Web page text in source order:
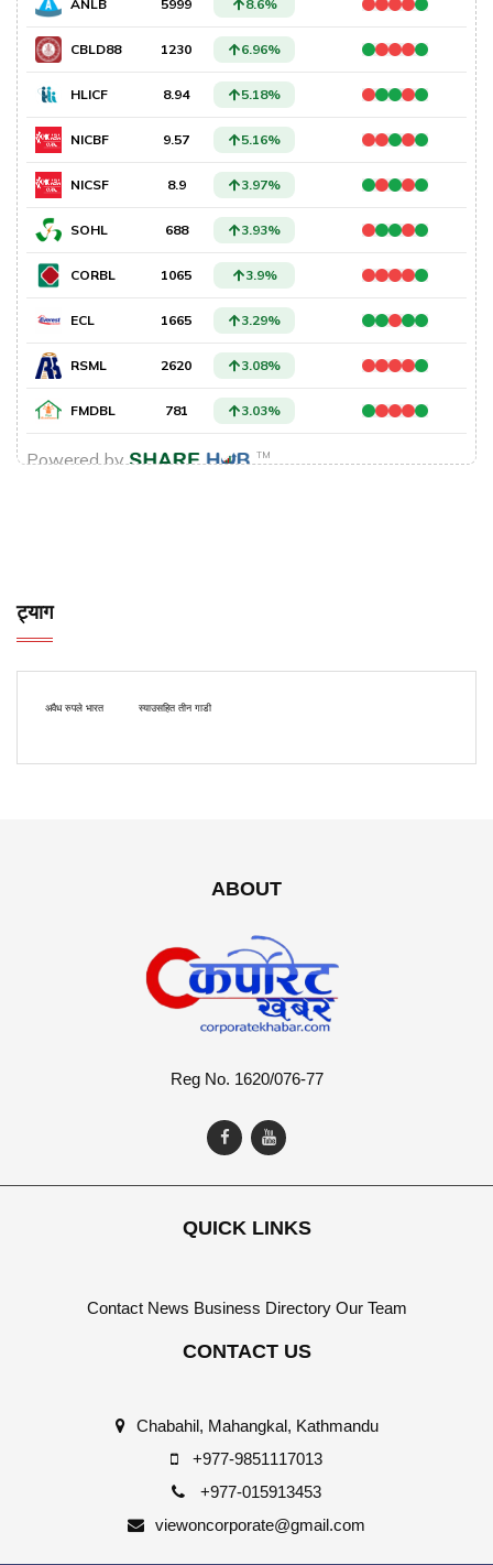
ट्याग
अवैध रुपले भारत स्याउसहित तीन गाडी
ABOUT
Reg No. 1620/076-77
QUICK LINKS
Contact News Business Directory Our Team
CONTACT US
Chabahil, Mahangkal, Kathmandu
+977-9851117013
+977-015913453
viewoncorporate@gmail.com